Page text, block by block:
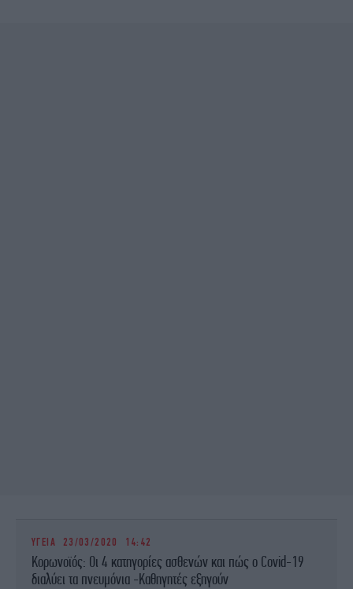
ΥΓΕΙΑ 23/03/2020 14:42
Κορωνοϊός: Οι 4 κατηγορίες ασθενών και πώς ο Covid-19
διαλύει τα πνευμόνια -Καθηγητές εξηγούν